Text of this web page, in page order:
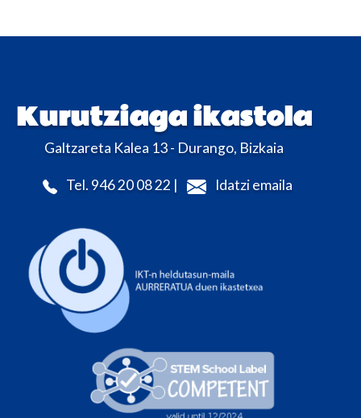
Kurutziaga ikastola
Galtzareta Kalea 13 - Durango, Bizkaia
Tel. 946 20 08 22 | Idatzi emaila